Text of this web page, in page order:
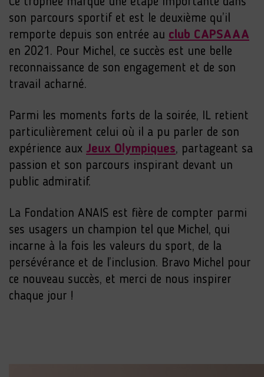
son parcours sportif et est le deuxième qu’il
remporte depuis son entrée au club CAPSAAA
en 2021. Pour Michel, ce succès est une belle
reconnaissance de son engagement et de son
travail acharné.
Parmi les moments forts de la soirée, IL retient
particulièrement celui où il a pu parler de son
expérience aux Jeux Olympiques, partageant sa
passion et son parcours inspirant devant un
public admiratif.
La Fondation ANAIS est fière de compter parmi
ses usagers un champion tel que Michel, qui
incarne à la fois les valeurs du sport, de la
persévérance et de l’inclusion. Bravo Michel pour
ce nouveau succès, et merci de nous inspirer
chaque jour !